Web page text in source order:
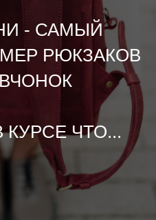
- САМЫЙ
РЮКЗАКОВ
КУРСЕ ЧТО...